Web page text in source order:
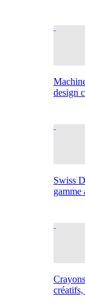
design
Swiss
gamme